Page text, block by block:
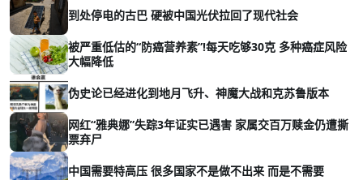
到处停电的古巴 硬被中国光伏拉回了现代社会
被严重低估的“防癌营养素”!每天吃够30克 多种癌症风险
大幅降低
伪史论已经进化到地月飞升、神魔大战和克苏鲁版本
网红“雅典娜”失踪3年证实已遇害 家属交百万赎金仍遭撕
票弃尸
中国需要特高压 很多国家不是做不出来 而是不需要